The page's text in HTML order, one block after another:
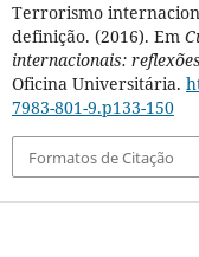
Terrorismo
definição. (2016). Em
internacionais:
Oficina Universitária.
7983-801-9.p133-150
Formatos de Citação